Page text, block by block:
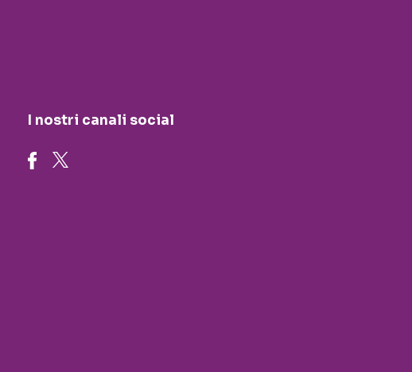
I nostri canali social